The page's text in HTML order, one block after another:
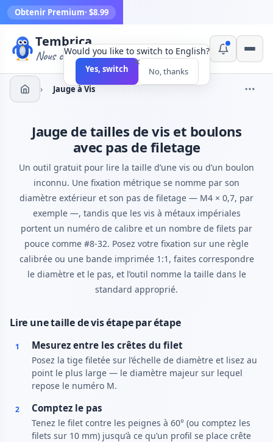
Obtenir Premium· $8.99
Tembrica
Nous créons des outils
› Jauge à Vis
Jauge de tailles de vis et boulons
avec pas de filetage
Un outil gratuit pour lire la taille d’une vis ou d’un boulon
inconnu. Une fixation métrique se nomme par son
diamètre extérieur et son pas de filetage — M4 × 0,7, par
exemple —, tandis que les vis à métaux impériales
portent un numéro de calibre et un nombre de filets par
pouce comme #8-32. Posez votre fixation sur une règle
calibrée ou une bande imprimée 1:1, faites correspondre
le diamètre et le pas, et l’outil nomme la taille dans le
standard approprié.
Lire une taille de vis étape par étape
1 Mesurez entre les crêtes du filet
Posez la tige filetée sur l’échelle de diamètre et lisez au
point le plus large — le diamètre majeur sur lequel
repose le numéro M.
2 Comptez le pas
Tenez le filet contre les peignes à 60° (ou comptez les
filets sur 10 mm) jusqu’à ce qu’un profil se place crête
×
Would you like to switch to English?
Yes, switch No, thanks